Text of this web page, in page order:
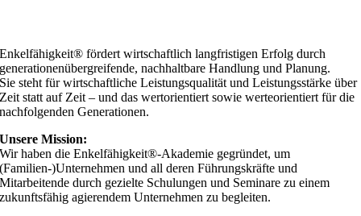
Enkelfähigkeit® fördert wirtschaftlich langfristigen Erfolg durch
generationenübergreifende, nachhaltbare Handlung und Planung.
Sie steht für wirtschaftliche Leistungsqualität und Leistungsstärke über
Zeit statt auf Zeit – und das wertorientiert sowie werteorientiert für die
nachfolgenden Generationen.
Unsere Mission:
Wir haben die Enkelfähigkeit®-Akademie gegründet, um
(Familien-)Unternehmen und all deren Führungskräfte und
Mitarbeitende durch gezielte Schulungen und Seminare zu einem
zukunftsfähig agierendem Unternehmen zu begleiten.